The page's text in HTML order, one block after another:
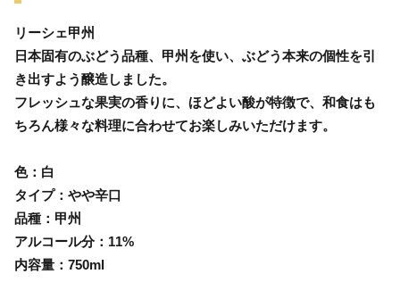
リーシェ甲州
日本固有のぶどう品種、甲州を使い、ぶどう本来の個性を引
き出すよう醸造しました。
フレッシュな果実の香りに、ほどよい酸が特徴で、和食はも
ちろん様々な料理に合わせてお楽しみいただけます。
色：白
タイプ：やや辛口
品種：甲州
アルコール分：11%
内容量：750ml